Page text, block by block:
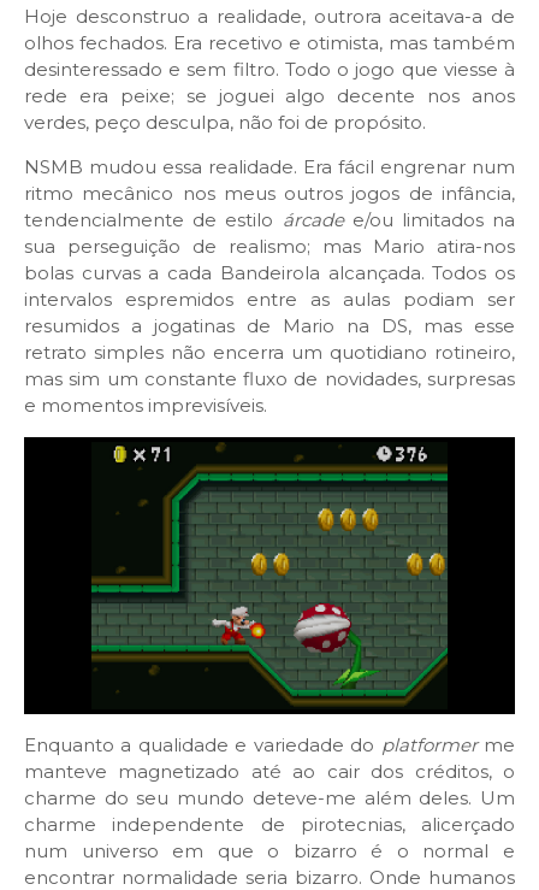
Hoje desconstruo a realidade, outrora aceitava-a de
olhos fechados. Era recetivo e otimista, mas também
desinteressado e sem filtro. Todo o jogo que viesse à
rede era peixe; se joguei algo decente nos anos
verdes, peço desculpa, não foi de propósito.
NSMB mudou essa realidade. Era fácil engrenar num
ritmo mecânico nos meus outros jogos de infância,
tendencialmente de estilo árcade e/ou limitados na
sua perseguição de realismo; mas Mario atira-nos
bolas curvas a cada Bandeirola alcançada. Todos os
intervalos espremidos entre as aulas podiam ser
resumidos a jogatinas de Mario na DS, mas esse
retrato simples não encerra um quotidiano rotineiro,
mas sim um constante fluxo de novidades, surpresas
e momentos imprevisíveis.
Enquanto a qualidade e variedade do platformerme
manteve magnetizado até ao cair dos créditos, o
charme do seu mundo deteve-me além deles. Um
charme independente de pirotecnias, alicerçado
num universo em que o bizarro é o normal e
encontrar normalidade seria bizarro. Onde humanos